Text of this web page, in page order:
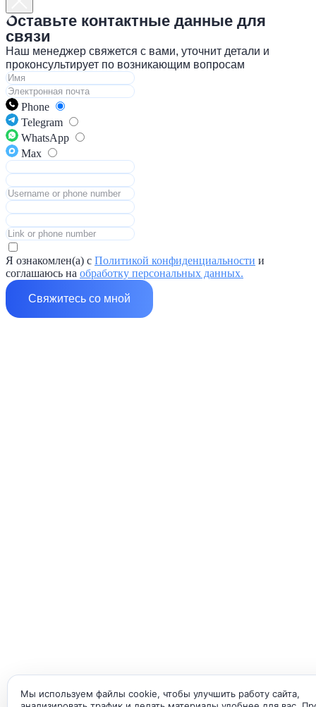
Мы используем файлы cookie, чтобы улучшить работу сайта,
Оставьте контактные данные для
связи
Наш менеджер свяжется с вами, уточнит детали и
проконсультирует по возникающим вопросам
Phone
Telegram
WhatsApp
Max
Я ознакомлен(а) с Политикой конфиденциальности и
соглашаюсь на обработку персональных данных.
Свяжитесь со мной